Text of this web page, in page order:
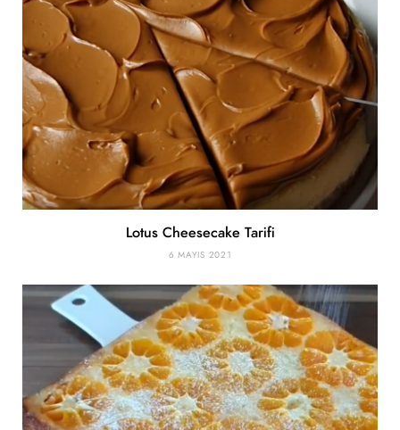
Lotus Cheesecake Tarifi
6 MAYIS 2021